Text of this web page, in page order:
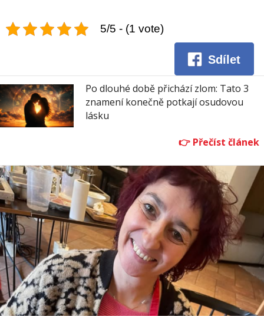
5/5 - (1 vote)
Sdílet
Po dlouhé době přichází zlom: Tato 3
znamení konečně potkají osudovou
lásku